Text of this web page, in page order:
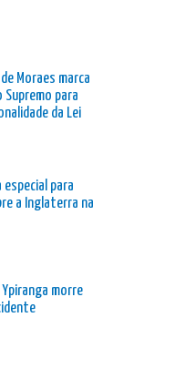
Moraes marca
Supremo para
da Lei
para
a Inglaterra na
morre